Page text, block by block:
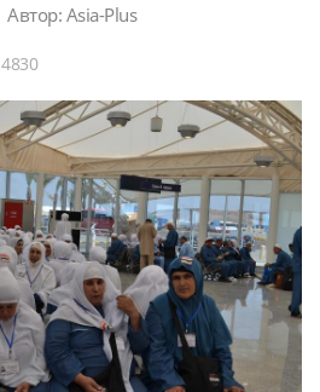
Автор: Asia-Plus
4830